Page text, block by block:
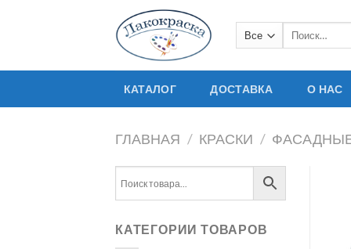
Искать:
КАТАЛОГ ДОСТАВКА О НАС
ГЛАВНАЯ / КРАСКИ /
КАТЕГОРИИ ТОВАРОВ